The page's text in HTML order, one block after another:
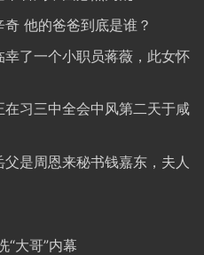
他的爸爸到底是谁？
了一个小职员蒋薇，此女怀
习三中全会中风第二天于咸
是周恩来秘书钱嘉东，夫人
“大哥”内幕